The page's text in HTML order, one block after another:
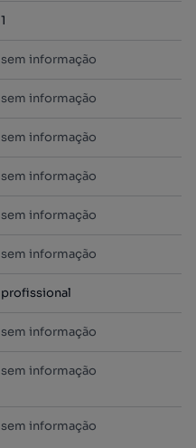
1
sem informação
sem informação
sem informação
sem informação
sem informação
sem informação
profissional
sem informação
sem informação
sem informação